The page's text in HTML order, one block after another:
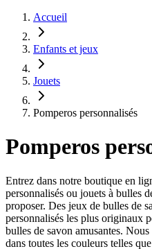
Accueil
Enfants et jeux
Jouets
Pomperos personnalisés
Pomperos
Entrez dans notre boutique en
personnalisés ou jouets à bulles
proposer. Des jeux de bulles de
personnalisés les plus originaux
bulles de savon amusantes.
dans toutes les couleurs telles